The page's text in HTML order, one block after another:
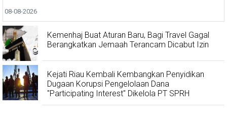
08-08-2026
Kemenhaj Buat Aturan Baru, Bagi Travel Gagal
Berangkatkan Jemaah Terancam Dicabut Izin
Kejati Riau Kembali Kembangkan Penyidikan
Dugaan Korupsi Pengelolaan Dana
"Participating Interest" Dikelola PT SPRH